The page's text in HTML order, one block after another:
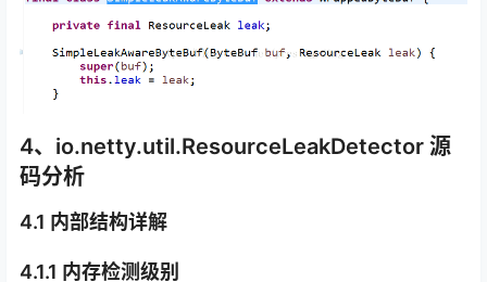
4、io.netty.util.ResourceLeakDetector 源
码分析
4.1 内部结构详解
4.1.1 内存检测级别